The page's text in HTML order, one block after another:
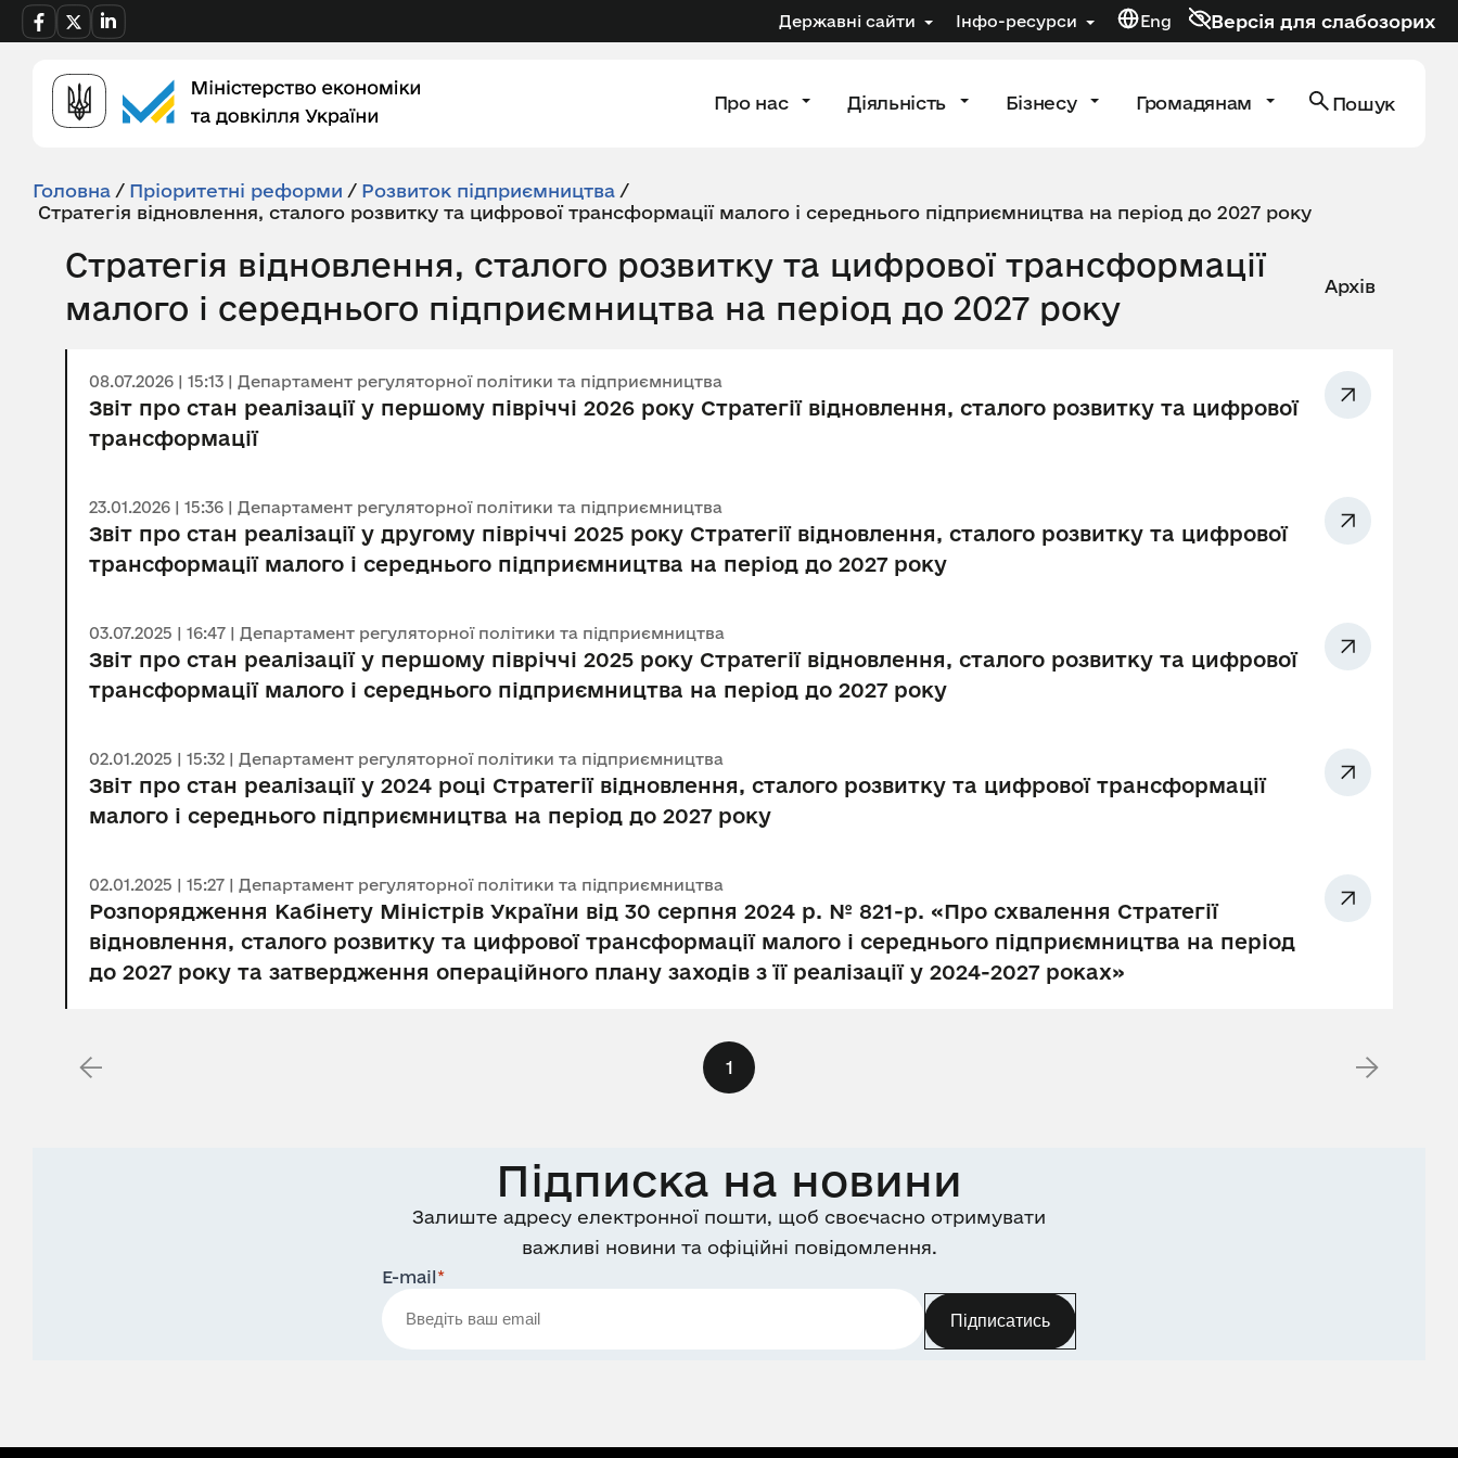
Державні сайти Інфо-ресурси Eng Версія для слабозорих
Про нас Діяльність Бізнесу Громадянам Пошук
Головна / Пріоритетні реформи / Розвиток підприємництва /
Стратегія відновлення, сталого розвитку та цифрової трансформації малого і середнього підприємництва на період до 2027 року
Стратегія відновлення, сталого розвитку та цифрової трансформації
малого і середнього підприємництва на період до 2027 року
Архів
08.07.2026 | 15:13 | Департамент регуляторної політики та підприємництва
Звіт про стан реалізації у першому півріччі 2026 року Стратегії відновлення, сталого розвитку та цифрової
трансформації
23.01.2026 | 15:36 | Департамент регуляторної політики та підприємництва
Звіт про стан реалізації у другому півріччі 2025 року Стратегії відновлення, сталого розвитку та цифрової
трансформації малого і середнього підприємництва на період до 2027 року
03.07.2025 | 16:47 | Департамент регуляторної політики та підприємництва
Звіт про стан реалізації у першому півріччі 2025 року Стратегії відновлення, сталого розвитку та цифрової
трансформації малого і середнього підприємництва на період до 2027 року
02.01.2025 | 15:32 | Департамент регуляторної політики та підприємництва
Звіт про стан реалізації у 2024 році Стратегії відновлення, сталого розвитку та цифрової трансформації
малого і середнього підприємництва на період до 2027 року
02.01.2025 | 15:27 | Департамент регуляторної політики та підприємництва
Розпорядження Кабінету Міністрів України від 30 серпня 2024 р. № 821-р. «Про схвалення Стратегії
відновлення, сталого розвитку та цифрової трансформації малого і середнього підприємництва на період
до 2027 року та затвердження операційного плану заходів з її реалізації у 2024-2027 роках»
1
Підписка на новини
Залиште адресу електронної пошти, щоб своєчасно отримувати
важливі новини та офіційні повідомлення.
E-mail*
Підписатись